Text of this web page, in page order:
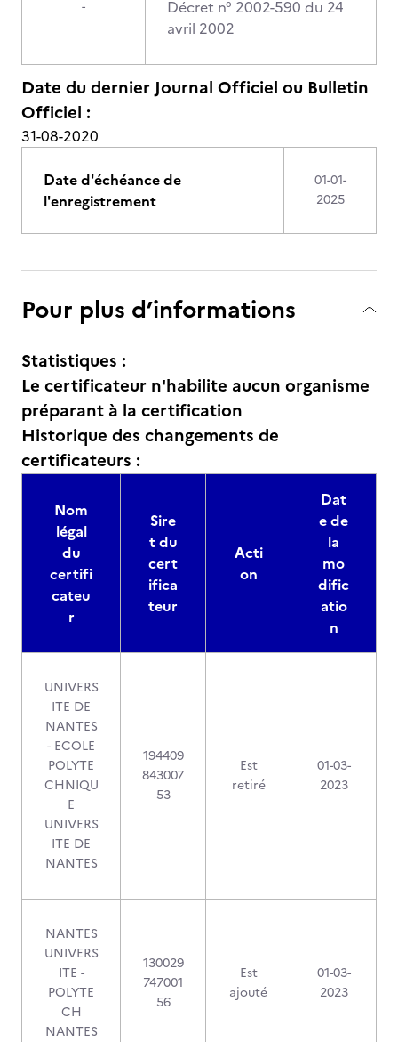
-
Décret n° 2002-590 du 24
avril 2002
Date du dernier Journal Officiel ou Bulletin
Officiel :
31-08-2020
Date d'échéance de
l'enregistrement
01-01-
2025
Pour plus d’informations
Statistiques :
Le certificateur n'habilite aucun organisme
préparant à la certification
Historique des changements de
certificateurs :
Nom
légal
du
certifi
cateu
r
Sire
t du
cert
ifica
teur
Acti
on
Dat
e de
la
mo
dific
atio
n
UNIVERS
ITE DE
NANTES
- ECOLE
POLYTE
CHNIQU
E
UNIVERS
ITE DE
NANTES
194409
843007
53
Est
retiré
01-03-
2023
NANTES
UNIVERS
ITE -
POLYTE
CH
NANTES
130029
747001
56
Est
ajouté
01-03-
2023